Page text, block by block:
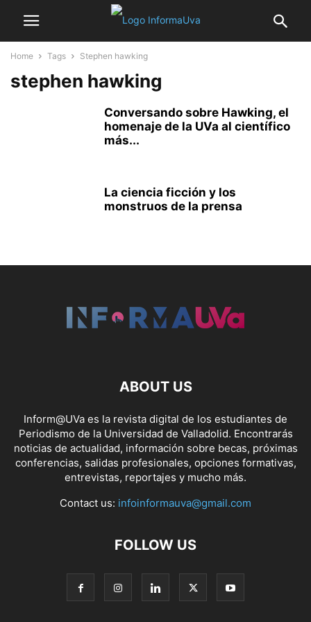
Home Tags Stephen hawking
stephen hawking
Conversando sobre Hawking, el
homenaje de la UVa al científico
más...
La ciencia ficción y los
monstruos de la prensa
ABOUT US
Inform@UVa es la revista digital de los estudiantes de
Periodismo de la Universidad de Valladolid. Encontrarás
noticias de actualidad, información sobre becas, próximas
conferencias, salidas profesionales, opciones formativas,
entrevistas, reportajes y mucho más.
Contact us: infoinformauva@gmail.com
FOLLOW US